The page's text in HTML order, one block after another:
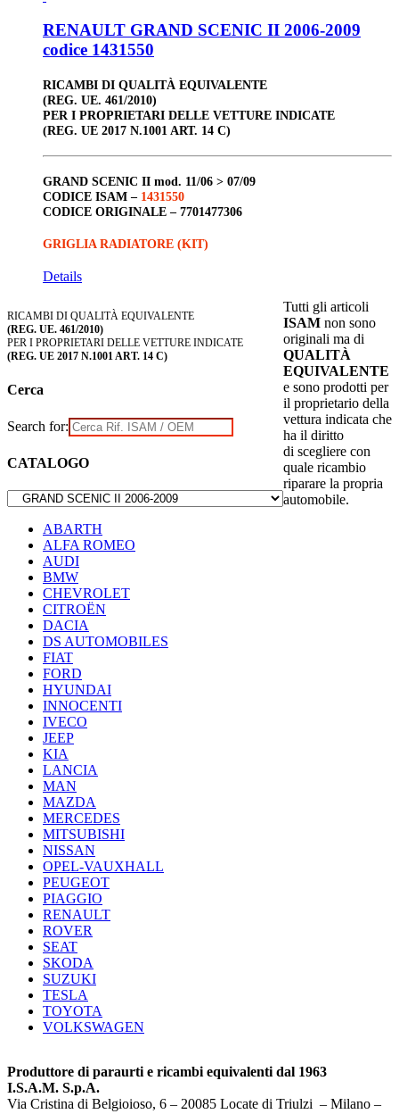
RENAULT GRAND SCENIC II 2006-2009
codice 1431550
RICAMBI DI QUALITÀ EQUIVALENTE
(REG. UE. 461/2010)
PER I PROPRIETARI DELLE VETTURE INDICATE
(REG. UE 2017 N.1001 ART. 14 C)
GRAND SCENIC II mod. 11/06 > 07/09
CODICE ISAM – 1431550
CODICE ORIGINALE – 7701477306
GRIGLIA RADIATORE (KIT)
Details
RICAMBI DI QUALITÀ EQUIVALENTE
(REG. UE. 461/2010)
PER I PROPRIETARI DELLE VETTURE INDICATE
(REG. UE 2017 N.1001 ART. 14 C)
Cerca
Search for:
CATALOGO
ABARTH
ALFA ROMEO
AUDI
BMW
CHEVROLET
CITROËN
DACIA
DS AUTOMOBILES
FIAT
FORD
HYUNDAI
INNOCENTI
IVECO
JEEP
KIA
LANCIA
MAN
MAZDA
MERCEDES
MITSUBISHI
NISSAN
OPEL-VAUXHALL
PEUGEOT
PIAGGIO
RENAULT
ROVER
SEAT
SKODA
SUZUKI
TESLA
TOYOTA
VOLKSWAGEN
Tutti gli articoli
ISAM non sono
originali ma di
QUALITÀ
EQUIVALENTE
e sono prodotti per
il proprietario della
vettura indicata che
ha il diritto
di scegliere con
quale ricambio
riparare la propria
automobile.
Produttore di paraurti e ricambi equivalenti dal 1963
I.S.A.M. S.p.A.
Via Cristina di Belgioioso, 6 – 20085 Locate di Triulzi – Milano –